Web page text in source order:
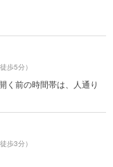
徒歩5分）
く前の時間帯は、人通り
徒歩3分）